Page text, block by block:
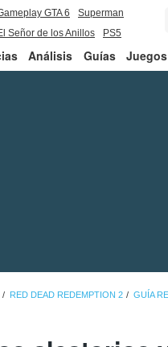
GTA 6
Superman
Señor de los Anillos
PS5
Análisis Guías Juegos
RED DEAD REDEMPTION 2 GUÍA